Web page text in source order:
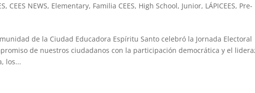
, CEES NEWS, Elementary, Familia CEES, High School, Junior, LÁPICEES, Pre-
de la Ciudad Educadora Espíritu Santo celebró la Jornada Electoral
de nuestros ciudadanos con la participación democrática y el
los...